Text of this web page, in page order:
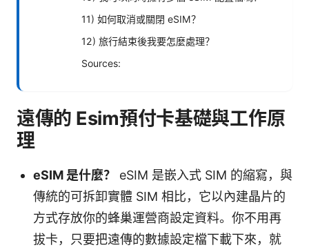
11) 如何取消或關閉 eSIM？
12) 旅行結束後我要怎麼處理？
Sources:
遠傳的 Esim預付卡基礎與工作原
理
eSIM 是什麼？
eSIM 是嵌入式 SIM 的縮寫，與
傳統的可拆卸實體 SIM 相比，它以內建晶片的
方式存放你的蜂巢運營商設定資料。你不用再
拔卡，只要把遠傳的數據設定檔下載下來，就